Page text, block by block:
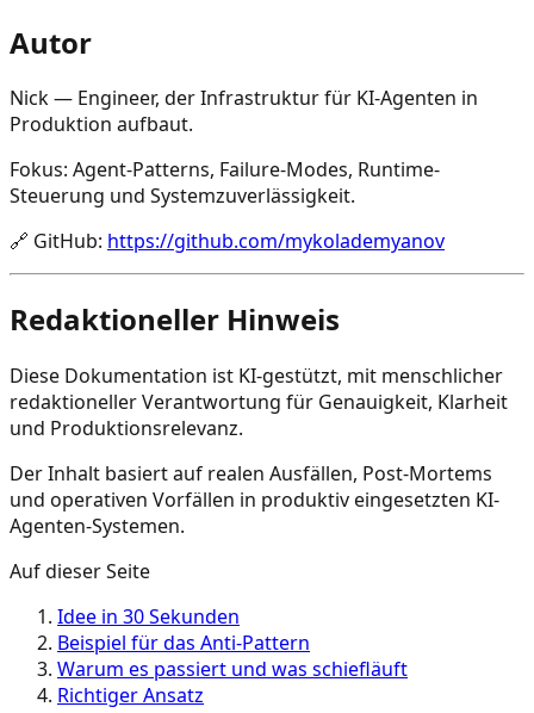
Autor
Nick — Engineer, der Infrastruktur für KI-Agenten in
Produktion aufbaut.
Fokus: Agent-Patterns, Failure-Modes, Runtime-
Steuerung und Systemzuverlässigkeit.
🔗 GitHub: https://github.com/mykolademyanov
Redaktioneller Hinweis
Diese Dokumentation ist KI-gestützt, mit menschlicher
redaktioneller Verantwortung für Genauigkeit, Klarheit
und Produktionsrelevanz.
Der Inhalt basiert auf realen Ausfällen, Post-Mortems
und operativen Vorfällen in produktiv eingesetzten KI-
Agenten-Systemen.
Auf dieser Seite
Idee in 30 Sekunden
Beispiel für das Anti-Pattern
Warum es passiert und was schiefläuft
Richtiger Ansatz